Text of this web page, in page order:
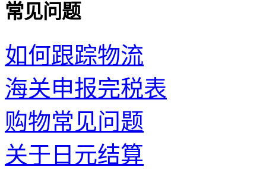
常见问题
如何跟踪物流
海关申报完税表
购物常见问题
关于日元结算